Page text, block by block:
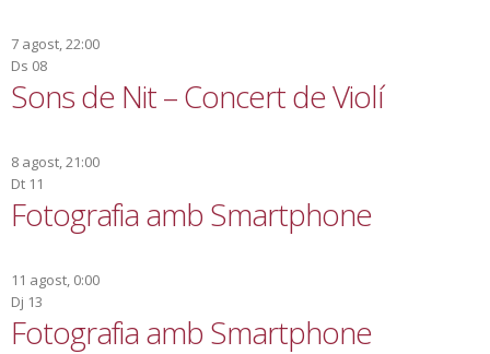
7 agost, 22:00
Ds 08
Sons de Nit – Concert de Violí
8 agost, 21:00
Dt 11
Fotografia amb Smartphone
11 agost, 0:00
Dj 13
Fotografia amb Smartphone